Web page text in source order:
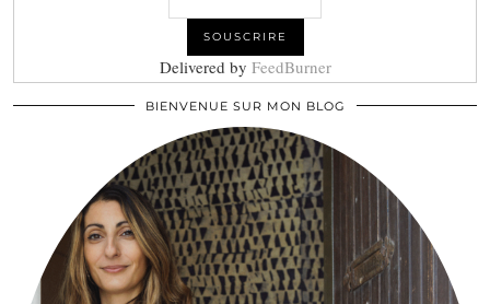
Delivered by FeedBurner
BIENVENUE SUR MON BLOG